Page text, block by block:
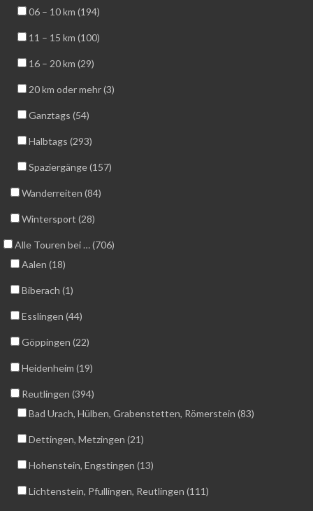
06 – 10 km (194)
11 – 15 km (100)
16 – 20 km (29)
20 km oder mehr (3)
Ganztags (54)
Halbtags (293)
Spaziergänge (157)
Wanderreiten (84)
Wintersport (28)
Alle Touren bei … (706)
Aalen (18)
Biberach (1)
Esslingen (44)
Göppingen (22)
Heidenheim (19)
Reutlingen (394)
Bad Urach, Hülben, Grabenstetten, Römerstein (83)
Dettingen, Metzingen (21)
Hohenstein, Engstingen (13)
Lichtenstein, Pfullingen, Reutlingen (111)